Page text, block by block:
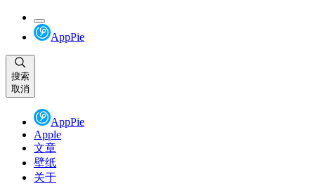
AppPie
搜索
取消
AppPie
Apple
文章
壁纸
关于